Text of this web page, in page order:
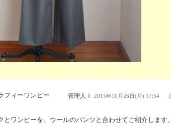
フィーワンピー 管理人Ｉ 2015年10月26日(月) 17:54
ワンピーを、ウールのパンツと合わせてご紹介します。